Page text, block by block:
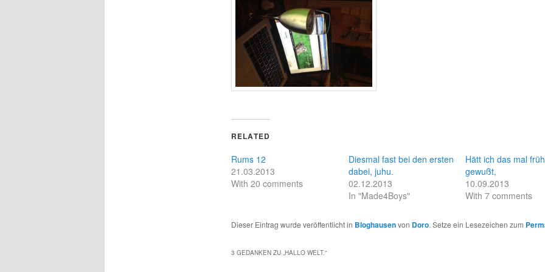
RELATED
Rums 12
21.03.2013
With 20 comments
Diesmal fast bei den ersten
dabei, juhu.
02.12.2013
In "Made4Boys"
Hätt ich das mal
gewußt,
10.09.2013
With 7 comments
Dieser Eintrag wurde veröffentlicht in Bloghausenvon Doro. Setze ein Lesezeichen zum
3 GEDANKEN ZU „HALLO WELT.“